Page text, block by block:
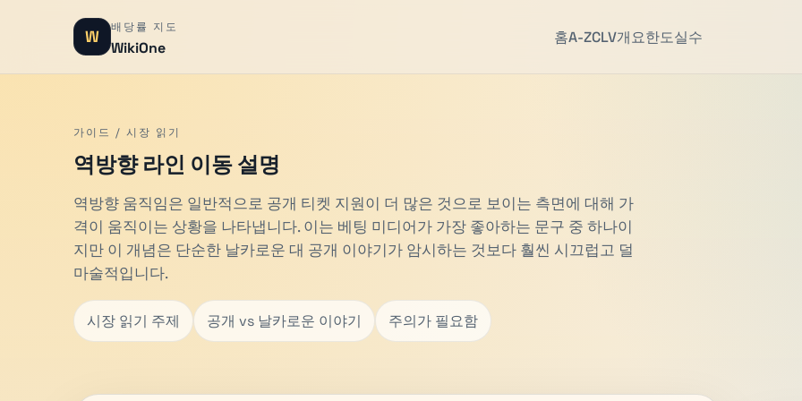
W 배당률 지도
WikiOne
홈A-ZCLV개요한도실수
가이드 / 시장 읽기
역방향 라인 이동 설명
역방향 움직임은 일반적으로 공개 티켓 지원이 더 많은 것으로 보이는 측면에 대해 가
격이 움직이는 상황을 나타냅니다. 이는 베팅 미디어가 가장 좋아하는 문구 중 하나이
지만 이 개념은 단순한 날카로운 대 공개 이야기가 암시하는 것보다 훨씬 시끄럽고 덜
마술적입니다.
시장 읽기 주제 공개 vs 날카로운 이야기 주의가 필요함